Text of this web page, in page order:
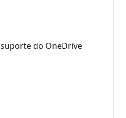
do OneDrive